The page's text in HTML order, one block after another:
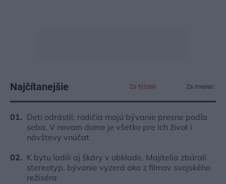
Najčítanejšie Za týždeň Za mesiac
Deti odrástli, rodičia majú bývanie presne podľa
seba. V novom dome je všetko pre ich život i
návštevy vnúčat
K bytu ladili aj škáry v obklade. Majitelia zbúrali
stereotyp, bývanie vyzerá ako z filmov svojského
režiséra